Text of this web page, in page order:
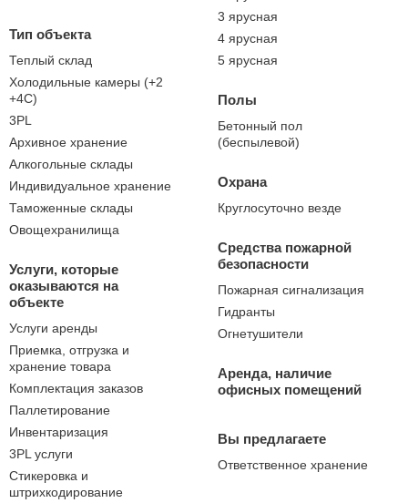
Тип объекта
Теплый склад
Холодильные камеры (+2
+4С)
3PL
Архивное хранение
Алкогольные склады
Индивидуальное хранение
Таможенные склады
Овощехранилища
Услуги, которые
оказываются на
объекте
Услуги аренды
Приемка, отгрузка и
хранение товара
Комплектация заказов
Паллетирование
Инвентаризация
3PL услуги
Стикеровка и
штрихкодирование
3 ярусная
4 ярусная
5 ярусная
Полы
Бетонный пол
(беспылевой)
Охрана
Круглосуточно везде
Средства пожарной
безопасности
Пожарная сигнализация
Гидранты
Огнетушители
Аренда, наличие
офисных помещений
Вы предлагаете
Ответственное хранение